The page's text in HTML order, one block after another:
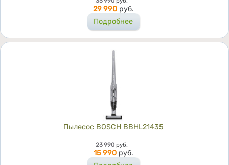
29 990 руб.
Подробнее
Пылесос BOSCH BBHL21435
Цена
23 990 руб.
15 990 руб.